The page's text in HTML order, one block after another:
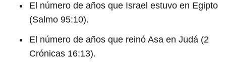
El número de años que Israel estuvo en Egipto
(Salmo 95:10).
El número de años que reinó Asa en Judá (2
Crónicas 16:13).